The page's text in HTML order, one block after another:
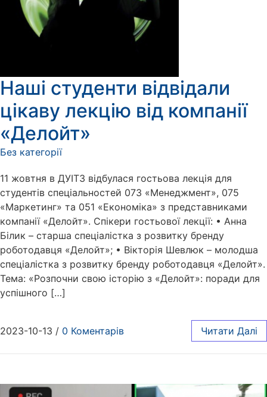
Наші студенти відвідали
цікаву лекцію від компанії
«Делойт»
Без категорії
11 жовтня в ДУІТЗ відбулася гостьова лекція для
студентів спеціальностей 073 «Менеджмент», 075
«Маркетинг» та 051 «Економіка» з представниками
компанії «Делойт». Спікери гостьової лекції: • Анна
Білик – старша спеціалістка з розвитку бренду
роботодавця «Делойт»; • Вікторія Шевлюк – молодша
спеціалістка з розвитку бренду роботодавця «Делойт».
Тема: «Розпочни свою історію з «Делойт»: поради для
успішного […]
2023-10-13 / 0 Коментарів Читати Далі